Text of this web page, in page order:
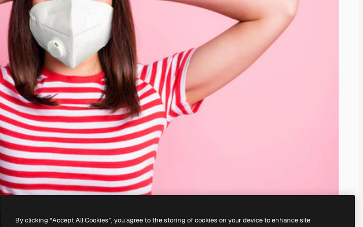
By clicking “Accept All Cookies”, you agree to the storing of cookies on your device to enhance site